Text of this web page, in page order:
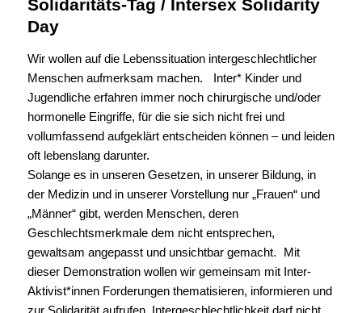
Solidaritäts-Tag / Intersex Solidarity
Day
Wir wollen auf die Lebenssituation intergeschlechtlicher
Menschen aufmerksam machen. Inter* Kinder und
Jugendliche erfahren immer noch chirurgische und/oder
hormonelle Eingriffe, für die sie sich nicht frei und
vollumfassend aufgeklärt entscheiden können – und leiden
oft lebenslang darunter.
Solange es in unseren Gesetzen, in unserer Bildung, in
der Medizin und in unserer Vorstellung nur „Frauen“ und
„Männer“ gibt, werden Menschen, deren
Geschlechtsmerkmale dem nicht entsprechen,
gewaltsam angepasst und unsichtbar gemacht. Mit
dieser Demonstration wollen wir gemeinsam mit Inter-
Aktivist*innen Forderungen thematisieren, informieren und
zur Solidarität aufrufen. Intergeschlechtlichkeit darf nicht